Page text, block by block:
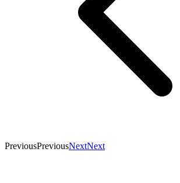
PreviousPreviousNextNext